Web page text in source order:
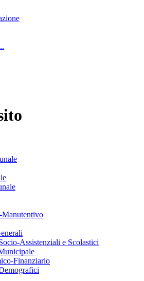
Assistenziali e Scolastici
Finanziario